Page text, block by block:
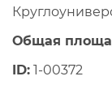
Общая
ID: 1-00372